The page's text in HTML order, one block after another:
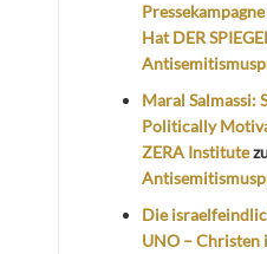
Hat DER
Maral Salmassi:
Politically
ZERA Institute
Die
UNO –